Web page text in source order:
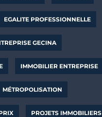
EGALITE PROFESSIONNELLE
GECINA
IMMOBILIER ENTREPRISE
MÉTROPOLISATION
PROJETS IMMOBILIERS